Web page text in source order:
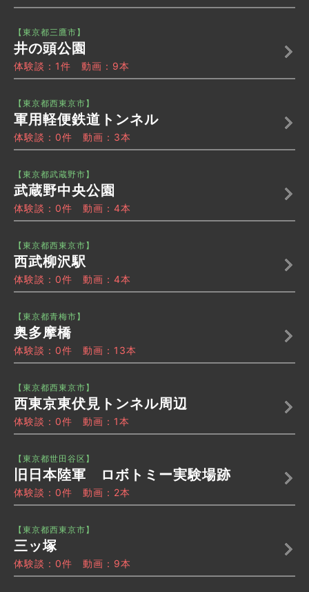
【東京都三鷹市】
井の頭公園
体験談：1件 動画：9本
【東京都西東京市】
軍用軽便鉄道トンネル
体験談：0件 動画：3本
【東京都武蔵野市】
武蔵野中央公園
体験談：0件 動画：4本
【東京都西東京市】
西武柳沢駅
体験談：0件 動画：4本
【東京都青梅市】
奥多摩橋
体験談：0件 動画：13本
【東京都西東京市】
西東京東伏見トンネル周辺
体験談：0件 動画：1本
【東京都世田谷区】
旧日本陸軍 ロボトミー実験場跡
体験談：0件 動画：2本
【東京都西東京市】
三ッ塚
体験談：0件 動画：9本